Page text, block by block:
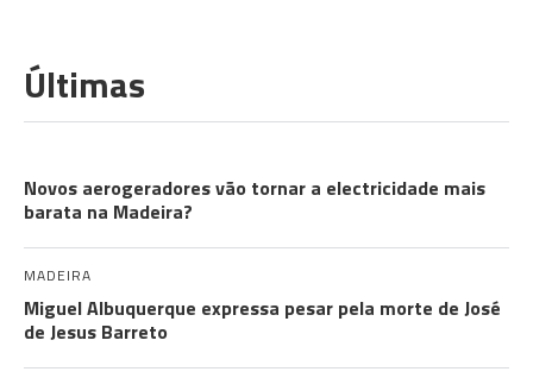
Últimas
Novos aerogeradores vão tornar a electricidade mais
barata na Madeira?
MADEIRA
Miguel Albuquerque expressa pesar pela morte de José
de Jesus Barreto